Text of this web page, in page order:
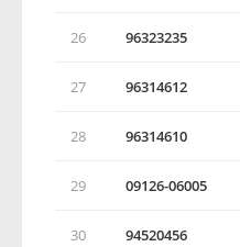
26 96323235
27 96314612
28 96314610
29 09126-06005
30 94520456